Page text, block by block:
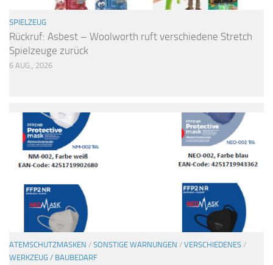
SPIELZEUG
Rückruf: Asbest – Woolworth ruft verschiedene Stretch
Spielzeuge zurück
6 AUG., 2026
ATEMSCHUTZMASKEN / SONSTIGE WARNUNGEN / VERSCHIEDENES /
WERKZEUG / BAUBEDARF